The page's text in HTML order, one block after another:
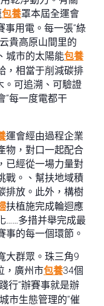
包養罩本屆全運會
事用電。每一張“綠
貴高原山間里的
、城市的太陽能包養
，相當于削減碳排
。可追溯、可驗證
“每一度電都干
運會經由過程企業
物，對口一起配合
，已經從一場力量對
戰。、幫扶地域積
排放。此外，構樹
扶植施完成輪迴應
……多措并舉完成最
事的每一個環節。
大群眾。珠三角9
，廣州市包養34個
行“辦賽事就是辦
市生態管理的“催